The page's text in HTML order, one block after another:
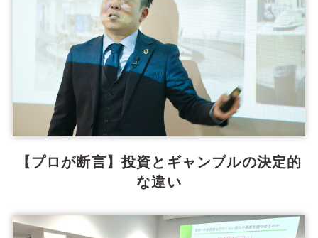
【プロが断言】投資とギャンブルの決定的
な違い